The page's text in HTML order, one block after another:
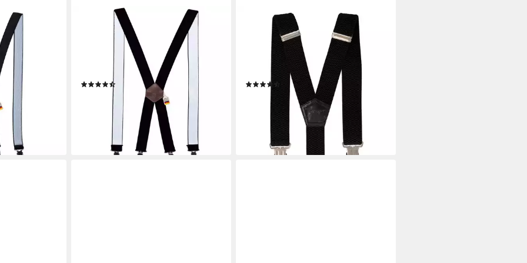
Hosenträger -
Herren
und
Deutsche
bei dir
ZUKUNFTSENKEL
Hosenträger Hosenträger mit
Echtleder - Elastisch, Rutschfest
Herren & Damen (4 Robuste Clips,
X-Form) 3,5cm Breite - Deutsche
Produktion (4)
UVP 20,00 €
lieferbar - in 5-6 Werktagen bei dir
ZUKUNFTSENKEL
Hosenträger Power Hosenträger -
Verstellbar 4cm Y-Form Herren und
Damen (und Rutschfest, Elastisch) 3
extra Starke Clips
(9)
16,90 € UVP 20,00 €
lieferbar - in 5-6 Werktagen bei dir